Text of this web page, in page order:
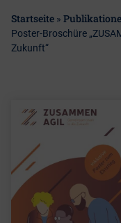
Startseite »
Poster-Broschüre
Zukunft“